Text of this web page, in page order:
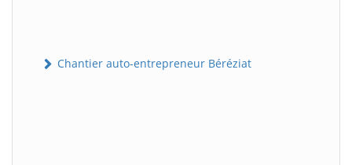
Chantier auto-entrepreneur Béréziat